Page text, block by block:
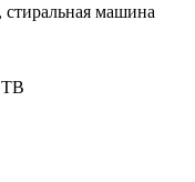
стиральная машина
ТВ